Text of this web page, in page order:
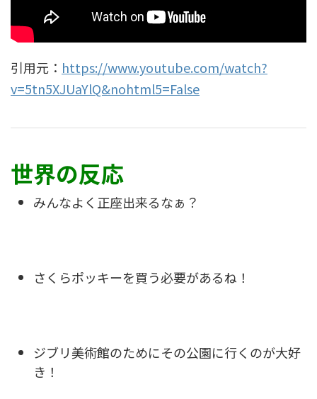
引用元： https://www.youtube.com/watch?
v=5tn5XJUaYlQ&nohtml5=False
世界の反応
みんなよく正座出来るなぁ？
さくらポッキーを買う必要があるね！
ジブリ美術館のためにその公園に行くのが大好
き！